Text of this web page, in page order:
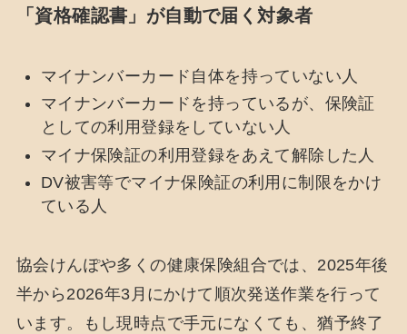
「資格確認書」が自動で届く対象者
マイナンバーカード自体を持っていない人
マイナンバーカードを持っているが、保険証
としての利用登録をしていない人
マイナ保険証の利用登録をあえて解除した人
DV被害等でマイナ保険証の利用に制限をかけ
ている人
協会けんぽや多くの健康保険組合では、2025年後
半から2026年3月にかけて順次発送作業を行って
います。もし現時点で手元になくても、猶予終了